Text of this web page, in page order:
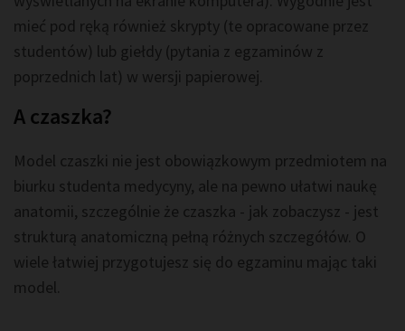
mieć pod ręką również skrypty (te opracowane przez
studentów) lub giełdy (pytania z egzaminów z
poprzednich lat) w wersji papierowej.
A czaszka?
Model czaszki nie jest obowiązkowym przedmiotem na
biurku studenta medycyny, ale na pewno ułatwi naukę
anatomii, szczególnie że czaszka - jak zobaczysz - jest
strukturą anatomiczną pełną różnych szczegółów. O
wiele łatwiej przygotujesz się do egzaminu mając taki
model.